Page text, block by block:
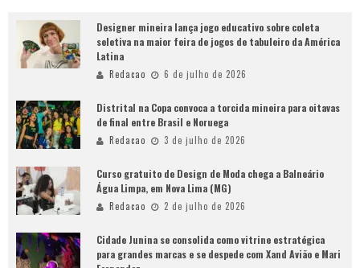
Designer mineira lança jogo educativo sobre coleta
seletiva na maior feira de jogos de tabuleiro da América
Latina
Redacao 6 de julho de 2026
Distrital na Copa convoca a torcida mineira para oitavas
de final entre Brasil e Noruega
Redacao 3 de julho de 2026
Curso gratuito de Design de Moda chega a Balneário
Água Limpa, em Nova Lima (MG)
Redacao 2 de julho de 2026
Cidade Junina se consolida como vitrine estratégica
para grandes marcas e se despede com Xand Avião e Mari